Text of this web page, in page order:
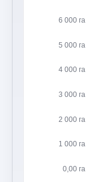
0,00 га
1 000 га
2 000 га
3 000 га
4 000 га
5 000 га
6 000 га